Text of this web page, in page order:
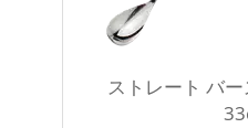
ストレート バ